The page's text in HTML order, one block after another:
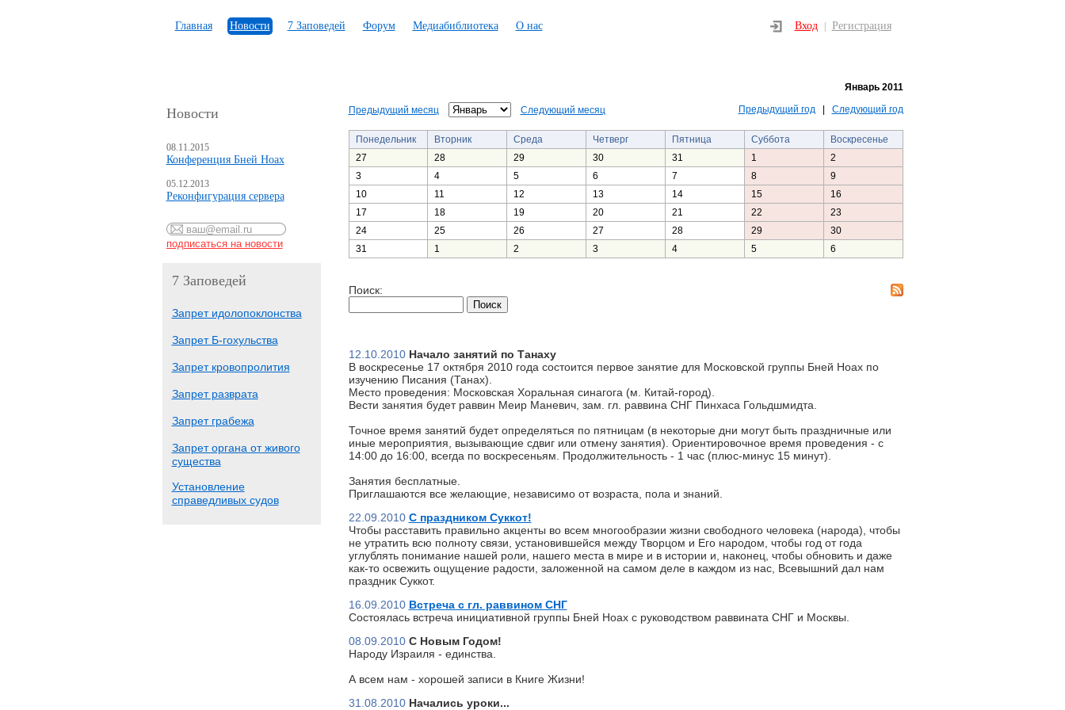
Главная Новости 7 Заповедей Форум Медиабиблиотека О нас Вход Регистрация
Новости
08.11.2015
Конференция Бней Ноах
05.12.2013
Реконфигурация сервера
7 Заповедей
Запрет идолопоклонства
Запрет Б-гохульства
Запрет кровопролития
Запрет разврата
Запрет грабежа
Запрет органа от живого
существа
Установление
справедливых судов
Январь 2011
Предыдущий месяц Следующий месяц Предыдущий год| Следующий год
Понедельник Вторник Среда Четверг Пятница Суббота
Воскресенье
27
28 29 30 31 1
2
3
4 5 6 7 8
9
10
11 12 13 14 15
16
17
18 19 20 21 22
23
24
25 26 27 28 29
30
31
1 2 3 4 5 6
Поиск:
12.10.2010 Начало занятий по Танаху
В воскресенье 17 октября 2010 года состоится первое занятие для Московской группы Бней Ноах по
изучению Писания (Танах).
Место проведения: Московская Хоральная синагога (м. Китай-город).
Вести занятия будет раввин Меир Маневич, зам. гл. раввина СНГ Пинхаса Гольдшмидта.
Точное время занятий будет определяться по пятницам (в некоторые дни могут быть праздничные или
иные мероприятия, вызывающие сдвиг или отмену занятия). Ориентировочное время проведения - с
14:00 до 16:00, всегда по воскресеньям. Продолжительность - 1 час (плюс-минус 15 минут).
Занятия бесплатные.
Приглашаются все желающие, независимо от возраста, пола и знаний.
22.09.2010 С праздником Суккот!
Чтобы расставить правильно акценты во всем многообразии жизни свободного человека (народа), чтобы
не утратить всю полноту связи, установившейся между Творцом и Его народом, чтобы год от года
углублять понимание нашей роли, нашего места в мире и в истории и, наконец, чтобы обновить и даже
как-то освежить ощущение радости, заложенной на самом деле в каждом из нас, Всевышний дал нам
праздник Суккот.
16.09.2010 Встреча с гл. раввином СНГ
Состоялась встреча инициативной группы Бней Ноах с руководством раввината СНГ и Москвы.
08.09.2010 С Новым Годом!
Народу Израиля - единства.
А всем нам - хорошей записи в Книге Жизни!
31.08.2010 Начались уроки...